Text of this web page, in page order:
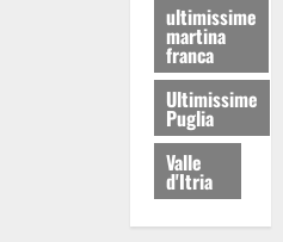
ultimissime
martina
franca
Ultimissime
Puglia
Valle
d'Itria